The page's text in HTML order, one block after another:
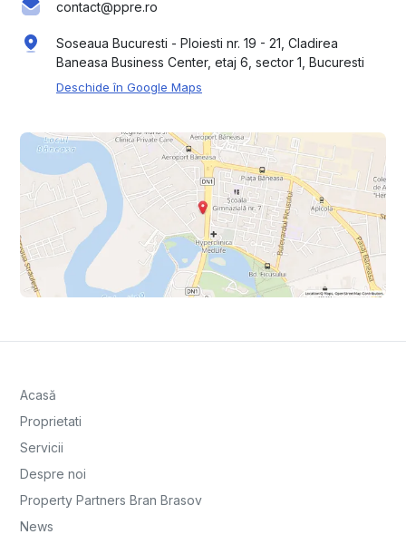
contact@ppre.ro
Soseaua Bucuresti - Ploiesti nr. 19 - 21, Cladirea
Baneasa Business Center, etaj 6, sector 1, Bucuresti
Deschide în Google Maps
Acasă
Proprietati
Servicii
Despre noi
Property Partners Bran Brasov
News